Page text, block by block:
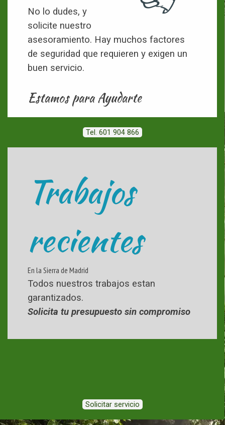
No lo dudes, y
solicite nuestro
asesoramiento. Hay muchos factores
de seguridad que requieren y exigen un
buen servicio.
Estamos para Ayudarte
Tel. 601 904 866
Trabajos
recientes
En la Sierra de Madrid
Todos nuestros trabajos estan
garantizados.
Solicita tu presupuesto sin compromiso
Solicitar servicio